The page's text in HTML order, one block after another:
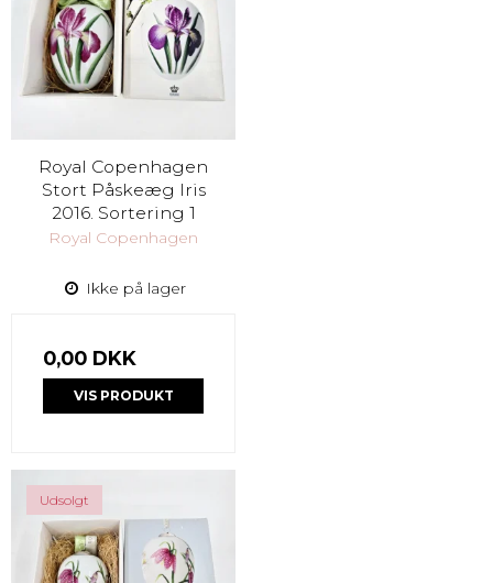
Royal Copenhagen
Stort Påskeæg Iris
2016. Sortering 1
Royal Copenhagen
Ikke på lager
0,00 DKK
VIS PRODUKT
Udsolgt